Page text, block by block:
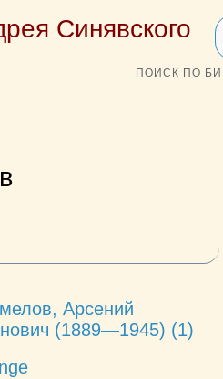
Синявского
ПОИСК ПО
Арсений
(1889—1945) (1)